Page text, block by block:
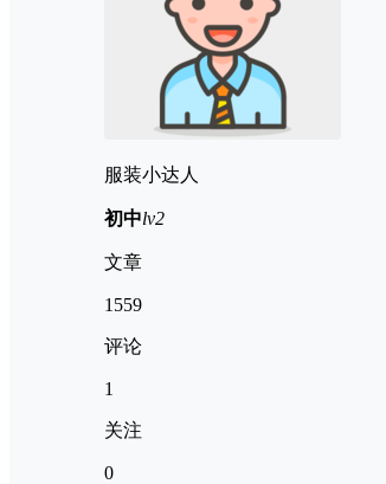
服装小达人
初中lv2
文章
1559
评论
1
关注
0